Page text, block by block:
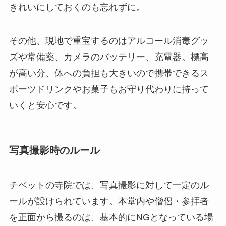
きれいにしておくのも忘れずに。
その他、現地で重宝するのはアルコール消毒グッ
ズや常備薬、カメラのバッテリー、充電器。標高
が高い分、体への負担も大きいので携帯できるス
ポーツドリンクやお菓子もお守り代わりに持って
いくと安心です。
写真撮影時のルール
チベットの寺院では、写真撮影に対して一定のル
ールが設けられています。本堂内や僧侶・参拝者
を正面から撮るのは、基本的にNGとなっている場